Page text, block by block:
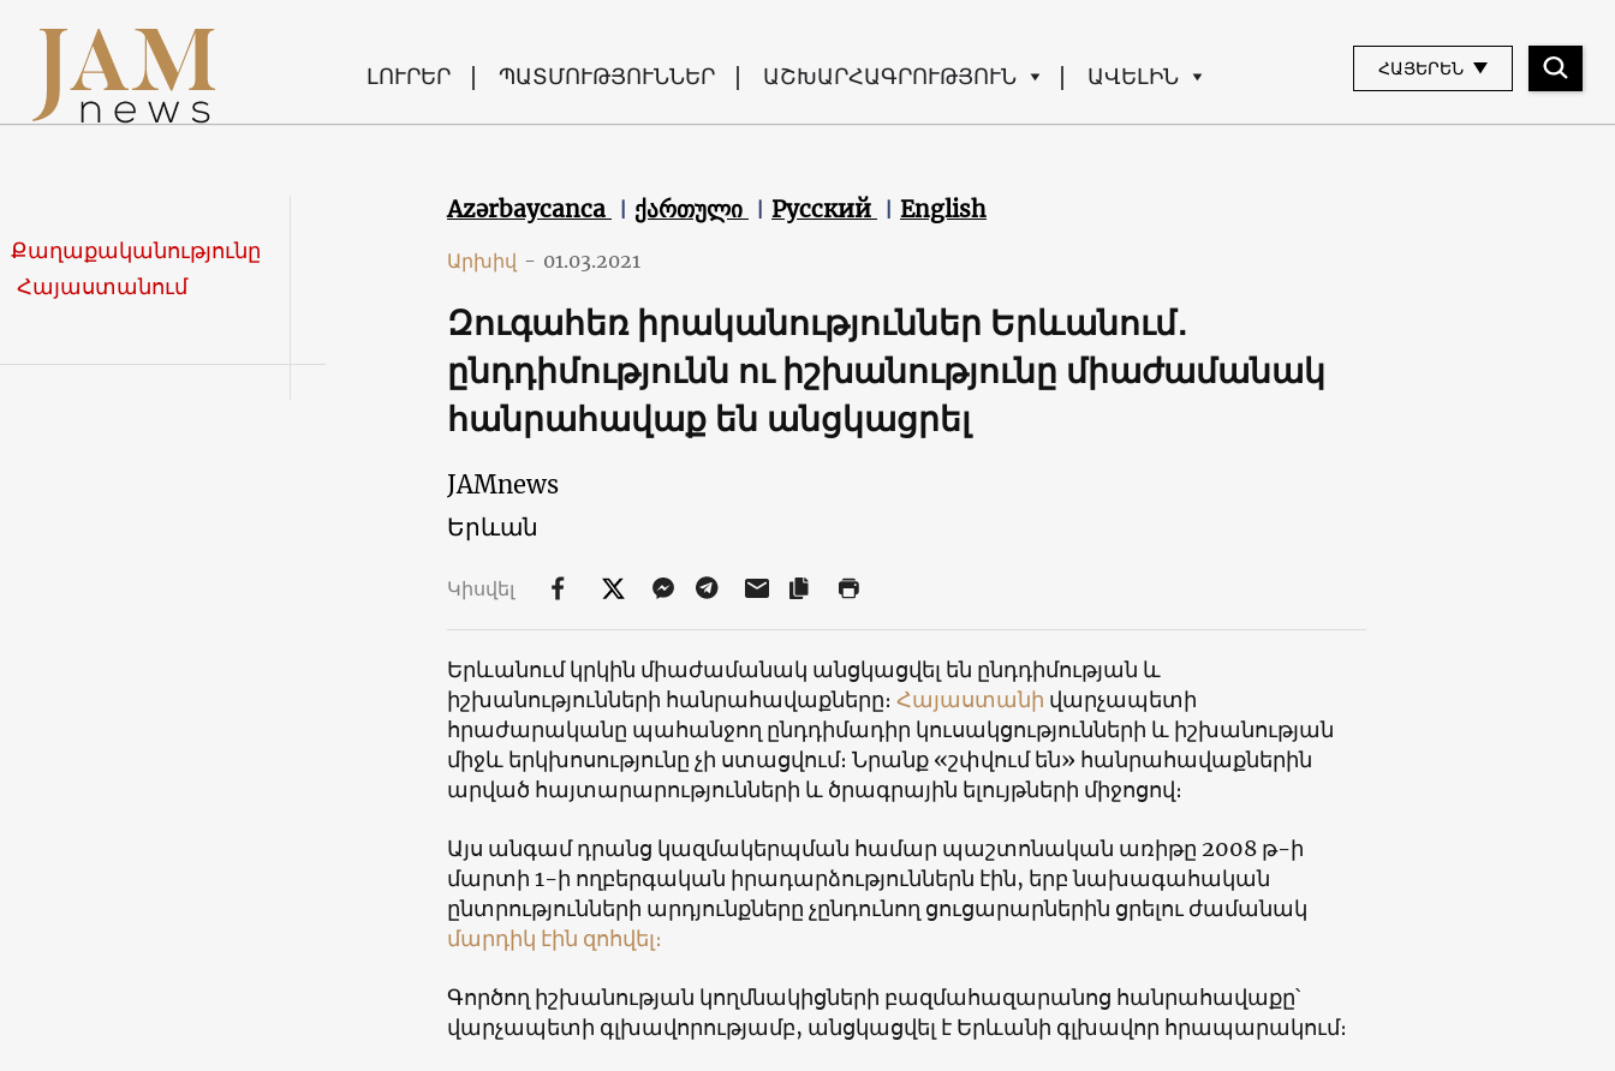
ԼՈՒՐԵՐ ՊԱՏՄՈՒԹՅՈՒՆՆԵՐ ԱՇԽԱՐՀԱԳՐՈՒԹՅՈՒՆ ԱՎԵԼԻՆ ՀԱՅԵՐԵՆ
Քաղաքականությունը
Հայաստանում
Azərbaycanca ქართული Русский English
Արխիվ - 01.03.2021
Զուգահեռ իրականություններ Երևանում․
ընդդիմությունն ու իշխանությունը միաժամանակ
հանրահավաք են անցկացրել
JAMnews
Երևան
Կիսվել
Երևանում կրկին միաժամանակ անցկացվել են ընդդիմության և
իշխանությունների հանրահավաքները։ Հայաստանի վարչապետի
հրաժարականը պահանջող ընդդիմադիր կուսակցությունների և իշխանության
միջև երկխոսությունը չի ստացվում։ Նրանք «շփվում են» հանրահավաքներին
արված հայտարարությունների և ծրագրային ելույթների միջոցով։
Այս անգամ դրանց կազմակերպման համար պաշտոնական առիթը 2008 թ-ի
մարտի 1-ի ողբերգական իրադարձություններն էին, երբ նախագահական
ընտրությունների արդյունքները չընդունող ցուցարարներին ցրելու ժամանակ
մարդիկ էին զոհվել։
Գործող իշխանության կողմնակիցների բազմահազարանոց հանրահավաքը՝
վարչապետի գլխավորությամբ, անցկացվել է Երևանի գլխավոր հրապարակում։